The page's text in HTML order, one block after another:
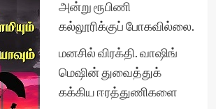
அன்று ரூபிணி
கல்லூரிக்குப் போகவில்லை.
மனசில் விரக்தி. வாஷிங்
மெஷின் துவைத்துக்
கக்கிய ஈரத்துணிகளை